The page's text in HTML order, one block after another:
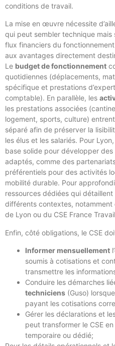
conditions de travail.
La mise en œuvre nécessite
qui peut sembler technique
flux financiers du
aux avantages directement
Le budget de fonctionnement
quotidiennes (déplacements,
spécifique et prestations
comptable). En parallèle, les
les prestations associées
logement, sports, culture)
séparé afin de préserver la
les élus et les salariés. Pour
base solide pour développer
adaptés, comme des
préférentiels pour des activités
mobilité durable. Pour
ressources dédiées qui
différents contextes, notamment
de Lyon ou du CSE France
Enfin, côté obligations, le CSE
Informer mensuellement
soumis à cotisations et
transmettre les
Conduire les démarches
techniciens (Guso)
payant les cotisations
Gérer les déclarations et
peut transformer le CSE
temporaire ou dédié;